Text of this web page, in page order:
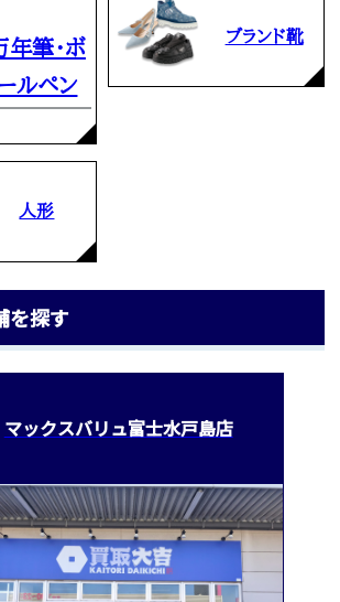
年筆・ボ
ルペン
ブランド靴
人形
を探す
マックスバリュ富士水戸島店